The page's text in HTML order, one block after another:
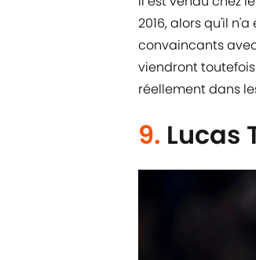
2016, alors qu'il
convaincants
viendront
réellement dans
9. Lucas